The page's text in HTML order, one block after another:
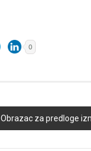
0
Obrazac za predloge